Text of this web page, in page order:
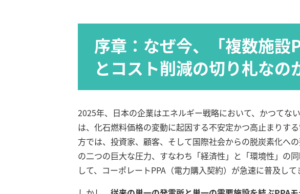
序章：なぜ今、「複数施設
とコスト削減の切り札なの
2025年、日本の企業はエネルギー戦略において、かつてな
は、化石燃料価格の変動に起因する不安定かつ高止まりす
方では、投資家、顧客、そして国際社会からの脱炭素化へ
の二つの巨大な圧力、すなわち「経済性」と「環境性」の
して、コーポレートPPA（電力購入契約）が急速に普及して